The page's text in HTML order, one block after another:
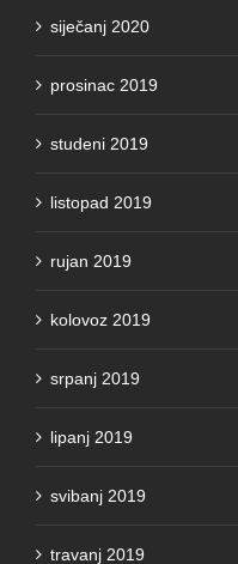
siječanj 2020
prosinac 2019
studeni 2019
listopad 2019
rujan 2019
kolovoz 2019
srpanj 2019
lipanj 2019
svibanj 2019
travanj 2019